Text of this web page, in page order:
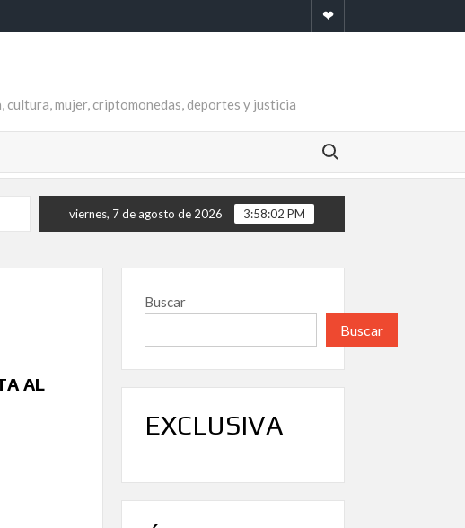
Newsletter
mujer, criptomonedas, deportes y justicia
Buscar:
viernes, 7 de agosto de 2026 3:58:03 PM
AL
Buscar
Buscar
EXCLUSIVA